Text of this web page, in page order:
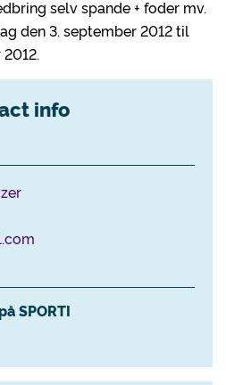
selv spande + foder mv.
den 3. september 2012 til
info
SPORTI